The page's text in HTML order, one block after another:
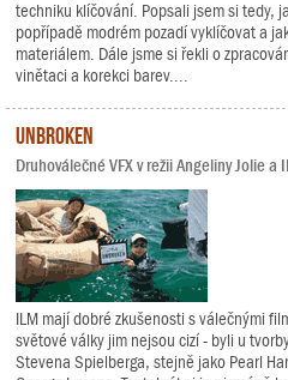
techniku klíčování. Popsali jsem si tedy,
popřípadě modrém pozadí vyklíčovat a
materiálem. Dále jsme si řekli o
vinětaci a korekci barev....
Unbroken
Druhoválečné VFX v režii Angeliny Jolie a
ILM mají dobré zkušenosti s válečnými
světové války jim nejsou cizí - byli u
Stevena Spielberga, stejně jako Pearl